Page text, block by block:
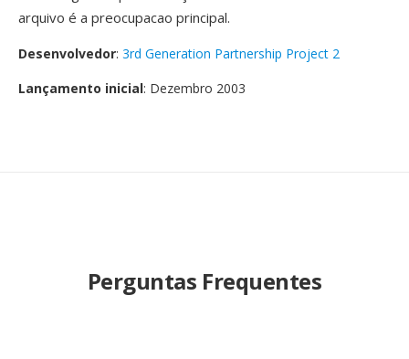
arquivo é a preocupacao principal.
Desenvolvedor: 3rd Generation Partnership Project 2
Lançamento inicial: Dezembro 2003
Perguntas Frequentes